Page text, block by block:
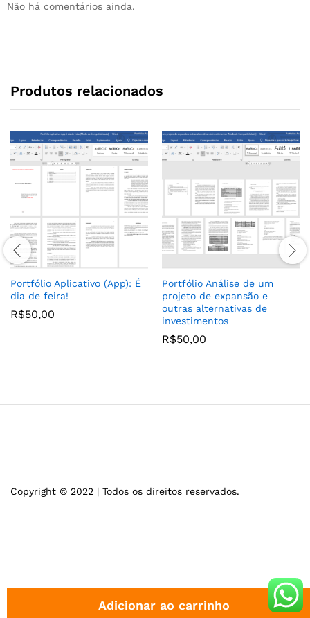
Adicionar ao carrinho
Não há comentários ainda.
Produtos relacionados
Portfólio Aplicativo (App): É
dia de feira!
R$50,00
Portfólio Análise de um
projeto de expansão e
outras alternativas de
investimentos
R$50,00
Copyright © 2022 | Todos os direitos reservados.